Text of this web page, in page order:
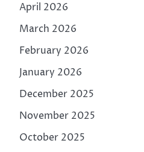
April 2026
March 2026
February 2026
January 2026
December 2025
November 2025
October 2025